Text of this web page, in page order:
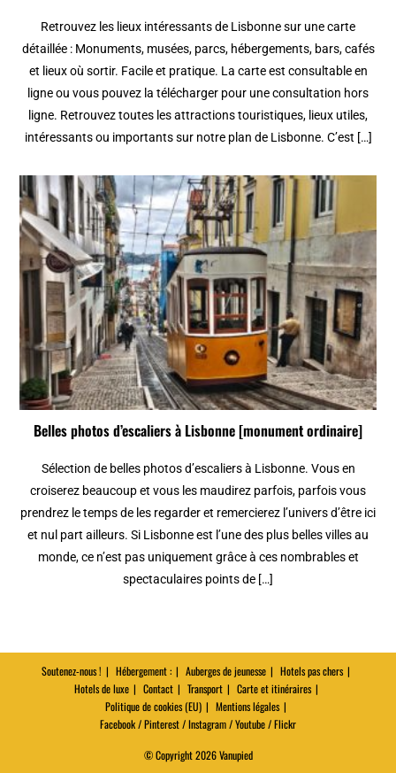
Retrouvez les lieux intéressants de Lisbonne sur une carte
détaillée : Monuments, musées, parcs, hébergements, bars, cafés
et lieux où sortir. Facile et pratique. La carte est consultable en
ligne ou vous pouvez la télécharger pour une consultation hors
ligne. Retrouvez toutes les attractions touristiques, lieux utiles,
intéressants ou importants sur notre plan de Lisbonne. C’est […]
Belles photos d’escaliers à Lisbonne [monument ordinaire]
Sélection de belles photos d’escaliers à Lisbonne. Vous en
croiserez beaucoup et vous les maudirez parfois, parfois vous
prendrez le temps de les regarder et remercierez l’univers d’être ici
et nul part ailleurs. Si Lisbonne est l’une des plus belles villes au
monde, ce n’est pas uniquement grâce à ces nombrables et
spectaculaires points de […]
Soutenez-nous ! Hébergement : Auberges de jeunesse
Hotels pas chers
Hotels de luxe
Contact Transport
Carte et itinéraires
Politique de cookies (EU)
Mentions légales
Facebook / Pinterest / Instagram / Youtube / Flickr
© Copyright 2026 Vanupied